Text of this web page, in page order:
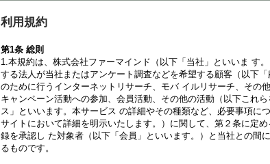
利用規約
第1条 総則
1.本規約は、株式会社ファーマインド（以下「当社」といいま す
する法人が当社またはアンケート調査などを希望する顧客（以下「
のために行うインターネットリサーチ、モバ イルリサーチ、その
キャンペーン活動への参加、会員活動、その他の活動（以下これ
ス」といいます。本サービス の詳細やその種類など、必要事項に
サイトにおいて詳細を明示いたします。）に関して、第２条に定
録を承認し た対象者（以下「会員」といいます。）と当社との間
るものです。